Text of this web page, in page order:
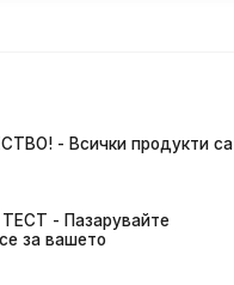
- Всички продукти са
- Пазарувайте
за вашето